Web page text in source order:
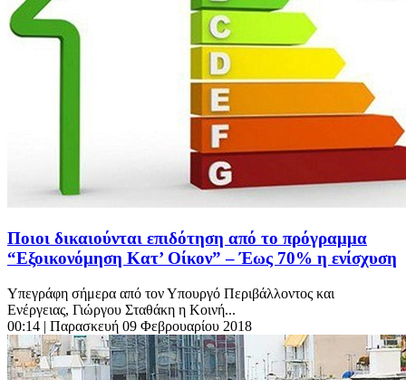
Ποιοι δικαιούνται επιδότηση από το πρόγραμμα
“Εξοικονόμηση Κατ’ Οίκον” – Έως 70% η ενίσχυση
Υπεγράφη σήμερα από τον Υπουργό Περιβάλλοντος και
Ενέργειας, Γιώργου Σταθάκη η Κοινή...
00:14 | Παρασκευή 09 Φεβρουαρίου 2018